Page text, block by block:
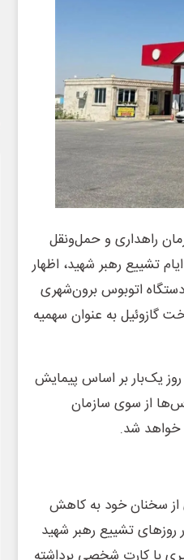
راهداری و حمل‌ونقل
تشییع رهبر شهید، اظهار
انجام‌شده، برای بیش از 14 هزار دستگاه اتوبوس برون‌شهری
سازمان راهداری است، 2000 لیتر سوخت گازوئیل به عنوان سهمیه
وی افزود: این سهمیه علاوه بر سهمیه عملکردی است که هر 15 روز یک‌بار بر اساس پیمایش
از سوی سازمان
خواهد شد.
سخنان خود به کاهش
تشییع رهبر شهید